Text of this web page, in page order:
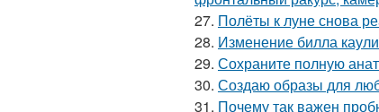
27. Полёты к луне снова
28. Изменение билла
29. Сохраните полную
30. Создаю образы для
31. Почему так важен